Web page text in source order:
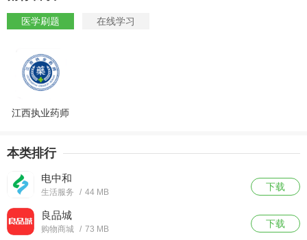
医学刷题 在线学习
江西执业药师
本类排行
电中和
生活服务 / 44 MB 下载
良品城
购物商城 / 73 MB 下载